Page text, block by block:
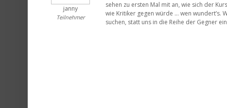
janny
Teilnehmer
sehen zu ersten Mal mit an, wie sich der
wie Kritiker gegen würde … wen wundert’s.
suchen, statt uns in die Reihe der Gegner